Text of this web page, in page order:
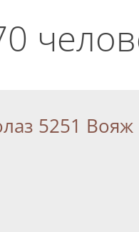
5251 Вояж